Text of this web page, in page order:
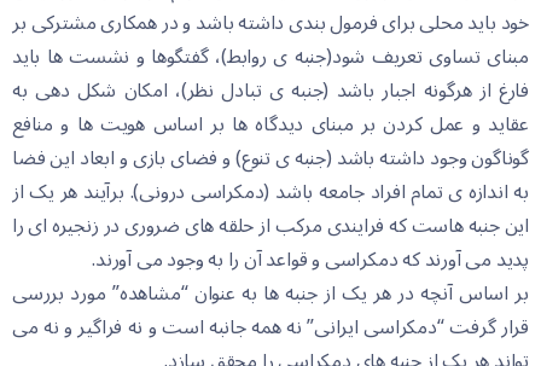
خود باید محلی برای فرمول بندی داشته باشد و در همکاری مشترکی بر
مبنای تساوی تعریف شود(جنبه ی روابط)، گفتگوها و نشست ها باید
فارغ از هرگونه اجبار باشد (جنبه ی تبادل نظر)، امکان شکل دهی به
عقاید و عمل کردن بر مبنای دیدگاه ها بر اساس هویت ها و منافع
گوناگون وجود داشته باشد (جنبه ی تنوع) و فضای بازی و ابعاد این فضا
به اندازه ی تمام افراد جامعه باشد (دمکراسی درونی). برآیند هر یک از
این جنبه هاست که فرایندی مرکب از حلقه های ضروری در زنجیره ای را
پدید می آورند که دمکراسی و قواعد آن را به وجود می آورند.
بر اساس آنچه در هر یک از جنبه ها به عنوان “مشاهده” مورد بررسی
قرار گرفت “دمکراسی ایرانی” نه همه جانبه است و نه فراگیر و نه می